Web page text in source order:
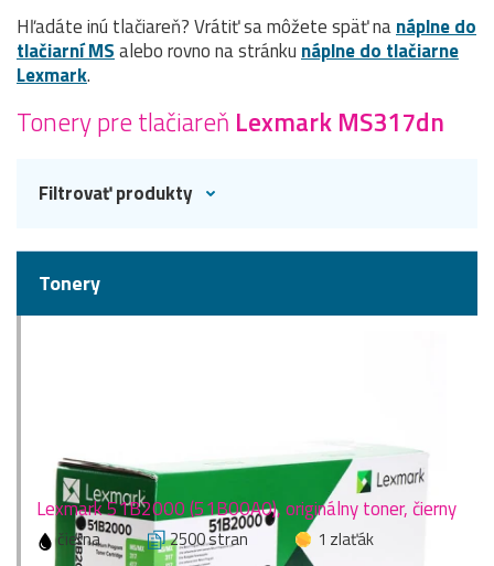
Hľadáte inú tlačiareň? Vrátiť sa môžete späť nanáplne do
tlačiarní MSalebo rovno na stránkunáplne do tlačiarne
Lexmark.
Tonery pre tlačiareň Lexmark MS317dn
Filtrovať produkty
Tonery
Lexmark 51B2000 (51B00A0), originálny toner, čierny
čierna 2500 stran
1 zlaťák